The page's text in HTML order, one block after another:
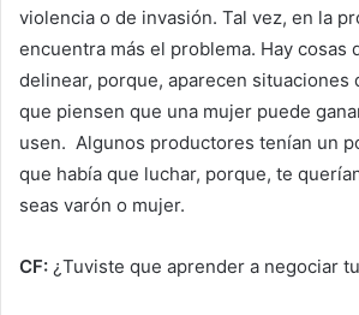
violencia o de invasión. Tal vez, en la
encuentra más el problema. Hay cosas
delinear, porque, aparecen situaciones
que piensen que una mujer puede
usen. Algunos productores tenían un
que había que luchar, porque, te
seas varón o mujer.
CF: ¿Tuviste que aprender a negociar